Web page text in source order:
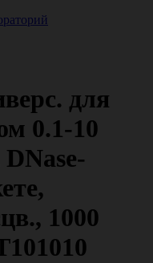
для
0.1-10
1000